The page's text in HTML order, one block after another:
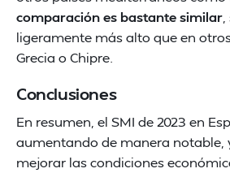
comparación es bastante similar
ligeramente más alto que en
Grecia o Chipre.
Conclusiones
En resumen, el SMI de 2023 en
aumentando de manera notable,
mejorar las condiciones